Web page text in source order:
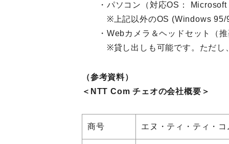
・パソコン（対応OS：
※上記以外のOS (Windows 95/
・Webカメラ＆ヘッドセット
※貸し出しも可能です。ただし
（参考資料）
＜NTT Com チェオの会社概要＞
商号 エヌ・ティ・ティ・